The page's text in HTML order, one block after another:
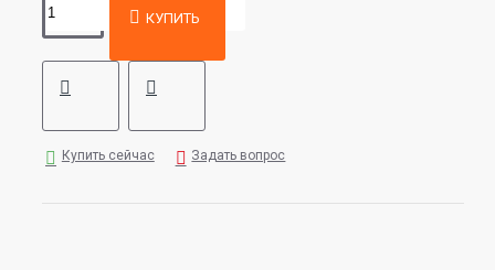
КУПИТЬ
Купить сейчас Задать вопрос